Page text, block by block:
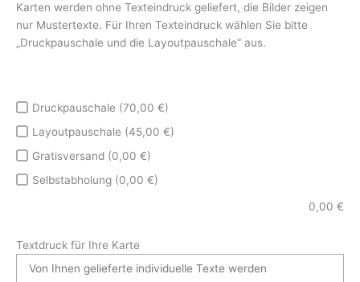
Karten werden ohne Texteindruck geliefert, die Bilder zeigen
nur Mustertexte. Für Ihren Texteindruck wählen Sie bitte
„Druckpauschale und die Layoutpauschale“ aus.
Druckpauschale (70,00 €)
Layoutpauschale (45,00 €)
Gratisversand (0,00 €)
Selbstabholung (0,00 €)
0,00 €
Textdruck für Ihre Karte